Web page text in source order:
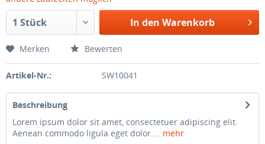
In den Warenkorb
Merken Bewerten
Artikel-Nr.: SW10041
Beschreibung
Lorem ipsum dolor sit amet, consectetuer adipiscing elit.
Aenean commodo ligula eget dolor.... mehr